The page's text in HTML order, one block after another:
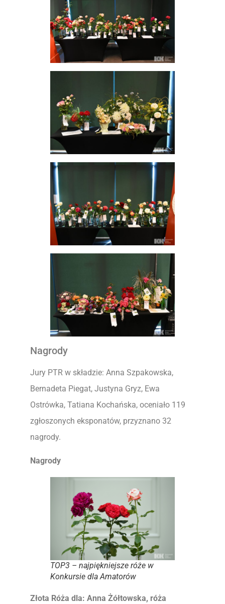
Nagrody
Jury PTR w składzie: Anna Szpakowska,
Bernadeta Piegat, Justyna Gryz, Ewa
Ostrówka, Tatiana Kochańska, oceniało 119
zgłoszonych eksponatów, przyznano 32
nagrody.
Nagrody
TOP3 – najpiękniejsze róże w
Konkursie dla Amatorów
Złota Róża dla: Anna Żółtowska, róża